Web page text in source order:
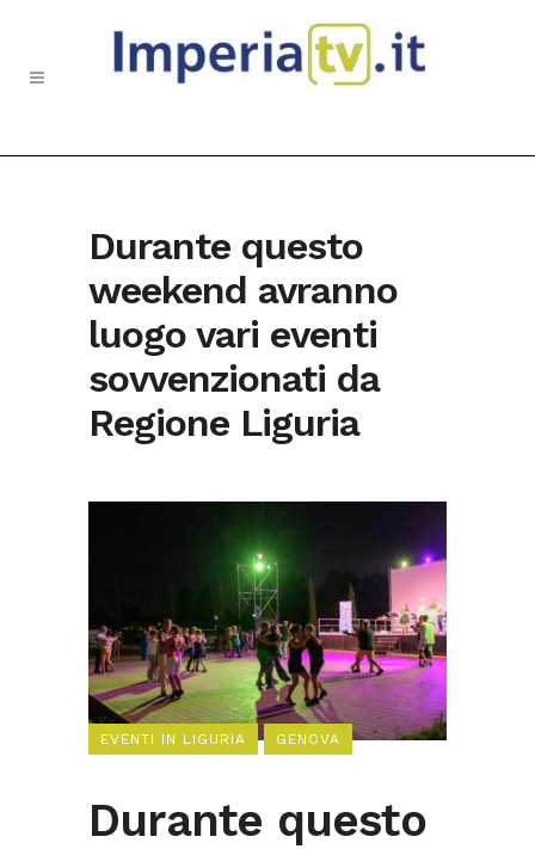
Durante questo
weekend avranno
luogo vari eventi
sovvenzionati da
Regione Liguria
EVENTI IN LIGURIA GENOVA
Durante questo